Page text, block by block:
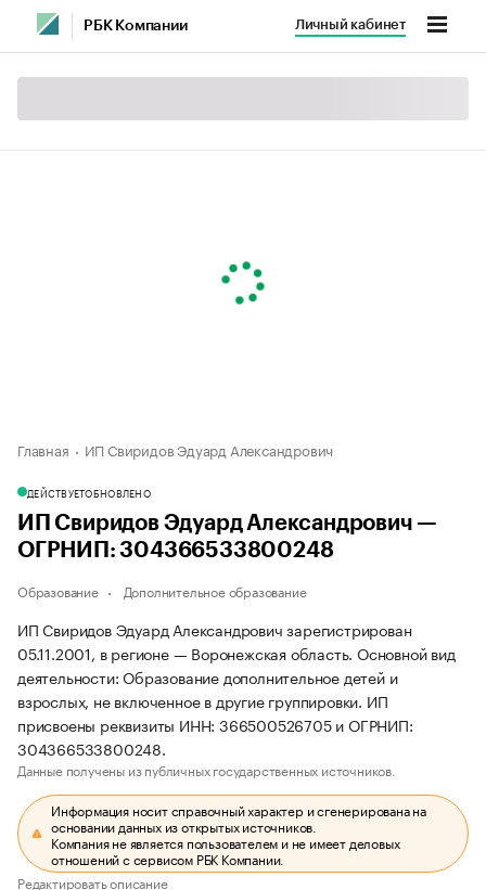
РБК Компании Личный кабинет
Главная ИП Свиридов Эдуард Александрович
ДЕЙСТВУЕТОБНОВЛЕНО
ИП Свиридов Эдуард Александрович —
ОГРНИП: 304366533800248
Образование Дополнительное образование
ИП Свиридов Эдуард Александрович зарегистрирован
05.11.2001, в регионе — Воронежская область. Основной вид
деятельности: Образование дополнительное детей и
взрослых, не включенное в другие группировки. ИП
присвоены реквизиты ИНН: 366500526705 и ОГРНИП:
304366533800248.
Данные получены из публичных государственных источников.
Информация носит справочный характер и сгенерирована на
основании данных из открытых источников.
Компания не является пользователем и не имеет деловых
отношений с сервисом РБК Компании.
Редактировать описание